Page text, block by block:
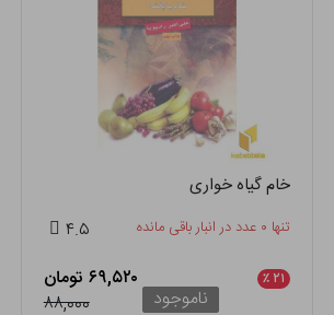
خام گیاه خواری
تنها ۰ عدد در انبار باقی مانده ۴.۵
۲۱ ٪
۶۹,۵۲۰ تومان
۸۸,۰۰۰
ناموجود